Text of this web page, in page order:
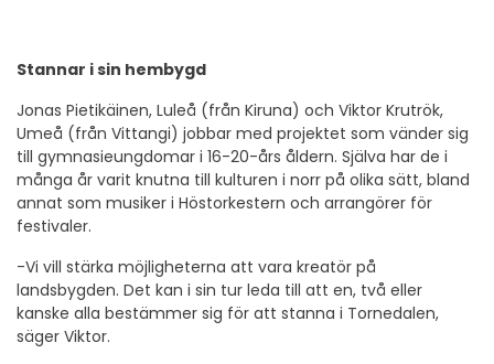
Stannar i sin hembygd
Jonas Pietikäinen, Luleå (från Kiruna) och Viktor Krutrök,
Umeå (från Vittangi) jobbar med projektet som vänder sig
till gymnasieungdomar i 16-20-års åldern. Själva har de i
många år varit knutna till kulturen i norr på olika sätt, bland
annat som musiker i Höstorkestern och arrangörer för
festivaler.
-Vi vill stärka möjligheterna att vara kreatör på
landsbygden. Det kan i sin tur leda till att en, två eller
kanske alla bestämmer sig för att stanna i Tornedalen,
säger Viktor.